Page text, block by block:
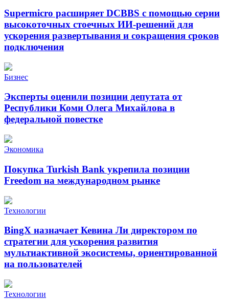
Supermicro расширяет DCBBS с помощью серии
высокоточных стоечных ИИ-решений для
ускорения развертывания и сокращения сроков
подключения
Бизнес
Эксперты оценили позиции депутата от
Республики Коми Олега Михайлова в
федеральной повестке
Экономика
Покупка Turkish Bank укрепила позиции
Freedom на международном рынке
Технологии
BingX назначает Кевина Ли директором по
стратегии для ускорения развития
мультиактивной экосистемы, ориентированной
на пользователей
Технологии